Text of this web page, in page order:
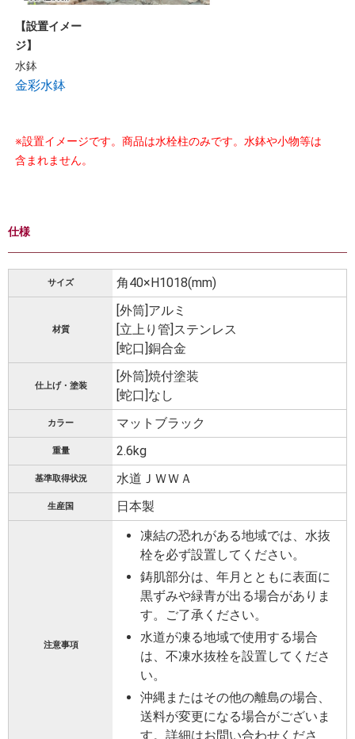
【設置イメー
ジ】
水鉢
金彩水鉢
※設置イメージです。商品は水栓柱のみです。水鉢や小物等は
含まれません。
仕様
サイズ 角40×H1018(mm)
材質
[外筒]アルミ
[立上り管]ステンレス
[蛇口]銅合金
仕上げ・塗装
[外筒]焼付塗装
[蛇口]なし
カラー マットブラック
重量 2.6kg
基準取得状況 水道ＪＷＷＡ
生産国 日本製
注意事項
凍結の恐れがある地域では、水抜
栓を必ず設置してください。
鋳肌部分は、年月とともに表面に
黒ずみや緑青が出る場合がありま
す。ご了承ください。
水道が凍る地域で使用する場合
は、不凍水抜栓を設置してくださ
い。
沖縄またはその他の離島の場合、
送料が変更になる場合がございま
す。詳細はお問い合わせくださ